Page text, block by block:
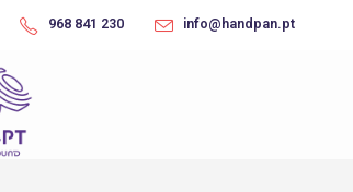
968 841 230 info@handpan.pt